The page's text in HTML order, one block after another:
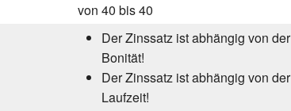
von 40 bis 40
Der Zinssatz ist abhängig von der
Bonität!
Der Zinssatz ist abhängig von der
Laufzeit!